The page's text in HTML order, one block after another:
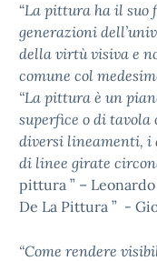
“La pittura ha il suo
generazioni
della virtù visiva e
comune col
“La pittura è un
superfice o di
diversi lineamenti, i
di linee girate
pittura ” –
De La Pittura ” -
“Come rendere